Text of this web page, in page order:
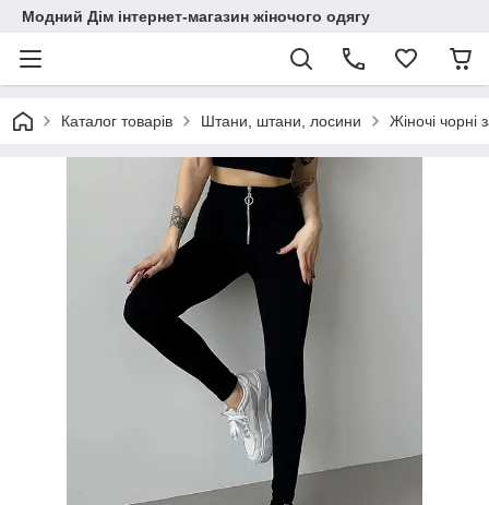
Модний Дім інтернет-магазин жіночого одягу
Каталог товарів Штани, штани, лосини Жіночі чорні